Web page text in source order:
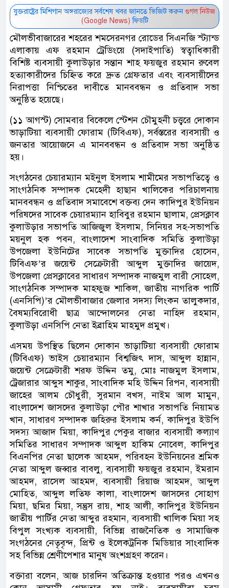
যুক্তরাষ্ট্রের মিশিগান অঙ্গরাজ্যের সর্বশেষ খবর জানতে ভিজিট করুন গুগল নিউজ
(Google News) ফিডটি
মৌলভীবাজারের শহরের শমসেরনগর রোডের সিএনজি স্ট্যান্ড
এলাকায় এফ রহমান ট্রেডিংয়ে (সদাইপাতি) স্বত্বাধিকারী
বিশিষ্ট ব্যবসায়ী কুলাউড়ার সন্তান শাহ ফয়জুর রহমান রুবেল
হত্যাকারীদের চিহ্নিত করে দ্রুত গ্রেফতার এবং ব্যবসায়ীদের
নিরাপত্তা নিশ্চিতের দাবীতে মানববন্ধন ও প্রতিবাদ সভা
অনুষ্ঠিত হয়েছে।
(১১ আগস্ট) সোমবার বিকেলে স্টেশন চৌমুহনী চত্ত্বরে দোকান
ভাড়াটিয়া ব্যবসায়ী ফোরাম (টিবিএফ), সর্বস্তরের ব্যবসায়ী ও
জনতার আয়োজনে এ মানববন্ধন ও প্রতিবাদ সভা অনুষ্ঠিত
হয়।
সংগঠনের চেয়ারম্যান মইনুল ইসলাম শামীমের সভাপতিত্বে ও
সাংগঠনিক সম্পাদক মেহেদী হাছান খালিকের পরিচালনায়
মানববন্ধন ও প্রতিবাদ সমাবেশে বক্তব্য দেন কাদিপুর ইউনিয়ন
পরিষদের সাবেক চেয়ারম্যান হাবিবুর রহমান ছালাম, প্রেসক্লাব
কুলাউড়ার সভাপতি আজিজুল ইসলাম, সিনিয়র সহ-সভাপতি
ময়নুল হক পবন, বাংলাদেশ সাংবাদিক সমিতি কুলাউড়া
উপজেলা ইউনিটের সাবেক সভাপতি মুক্তাদির হোসেন,
টিবিএফ’র জয়েন্ট সেক্রেটারী আব্দুল মুক্তাদির জায়েদ,
উপজেলা প্রেসক্লাবের সাধারণ সম্পাদক নাজমুল বারী সোহেল,
সাংগঠনিক সম্পাদক মাহফুজ শাকিল, জাতীয় নাগরিক পার্টি
(এনসিপি)’র মৌলভীবাজার জেলার সদস্য লিংকন তালুকদার,
বৈষম্যবিরোধী ছাত্র আন্দোলনের নেতা নাহিদ রহমান,
কুলাউড়া এনসিপি নেতা ইব্রাহিম মাহমুদ প্রমুখ।
এসময় উপস্থিত ছিলেন দোকান ভাড়াটিয়া ব্যবসায়ী ফোরাম
(টিবিএফ) ভাইস চেয়ারম্যান বিশ্বজিৎ দাস, আব্দুল হান্নান,
জয়েন্ট সেক্রেটারী শরফ উদ্দিন তমু, মোঃ নাজমুল ইসলাম,
ট্রেজারার আব্দুস শাকুর, সাংবাদিক মহি উদ্দিন রিপন, ব্যবসায়ী
জাহের আলম চৌধুরী, সুরমান বখস, নাইম আল মামুন,
বাংলাদেশ জাসদের কুলাউড়া পৌর শাখার সভাপতি নিয়ামত
খান, সাধারণ সম্পাদক জহিরুর ইসলাম কর্ন, কাদিপুর ইউপি
সদস্য আজাদ মিয়া, কাদিপুর পেকুর বাজার ব্যবসায়ী কল্যাণ
সমিতির সাধারণ সম্পাদক আব্দুল হাকিম নোবেল, কাদিপুর
বিএনপির নেতা ছালেক আহমদ, পরিবহন ইউনিয়নের শ্রমিক
নেতা আব্দুল জব্বার বাবলু, ব্যবসায়ী ফয়জুর রহমান, ইমরান
আহমদ, রাসেল আহমদ, ব্যবসায়ী রিয়াজ আহমদ, আব্দুল
মোহিত, আব্দুল লতিফ কালা, বাংলাদেশ জাসদের সোহাগ
মিয়া, ছমির মিয়া, সন্তুস রায়, শাহ আলী, কাদিপুর ইউনিয়ন
জাতীয় পার্টির নেতা আব্দুর রহমান, ব্যবসায়ী খালিক মিয়া সহ
বিপুল সংখ্যক ব্যবসায়ী, বিভিন্ন রাজনৈতিক ও সামাজিক
সংগঠনের নেতৃবৃন্দ, প্রিন্ট ও ইলেকট্রনিক মিডিয়ার সাংবাদিক
সহ বিভিন্ন শ্রেণীপেশার মানুষ অংশগ্রহণ করেন।
বক্তারা বলেন, আজ চারদিন অতিক্রান্ত হওয়ার পরও এখনও